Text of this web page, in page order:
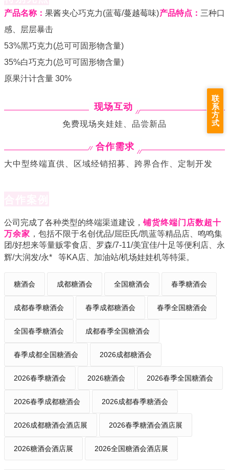
产品名称：果酱夹心巧克力(蓝莓/蔓越莓味)产品特点： 三种口
感、层层暴击
53%黑巧克力(总可可固形物含量)
35%白巧克力(总可可固形物含量)
原果汁计含量 30%
现场互动
免费现场夹娃娃、品尝新品
合作需求
大中型终端直供、区域经销招募、跨界合作、定制开发
公司完成了各种类型的终端渠道建设， 铺货终端门店数超十
万余家 ，包括不限于名创优品/屈臣氏/凯蓝等精品店、鸣鸣集
团/好想来等量贩零食店、罗森/7-11/美宜佳/十足等便利店、永
辉/大润发/永* 等KA店、加油站/机场娃娃机等特渠。
糖酒会 成都糖酒会 全国糖酒会 春季糖酒会
成都春季糖酒会 春季成都糖酒会 春季全国糖酒会
全国春季糖酒会 成都春季全国糖酒会
春季成都全国糖酒会 2026成都糖酒会
2026春季糖酒会 2026糖酒会 2026春季全国糖酒会
2026春季成都糖酒会 2026成都春季糖酒会
2026成都糖酒会酒店展 2026春季糖酒会酒店展
2026糖酒会酒店展 2026全国糖酒会酒店展
联
系
方
式